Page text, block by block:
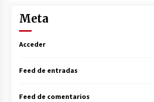
Meta
Acceder
Feed de entradas
Feed de comentarios